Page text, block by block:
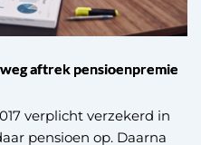
aftrek pensioenpremie
verplicht verzekerd in
pensioen op. Daarna